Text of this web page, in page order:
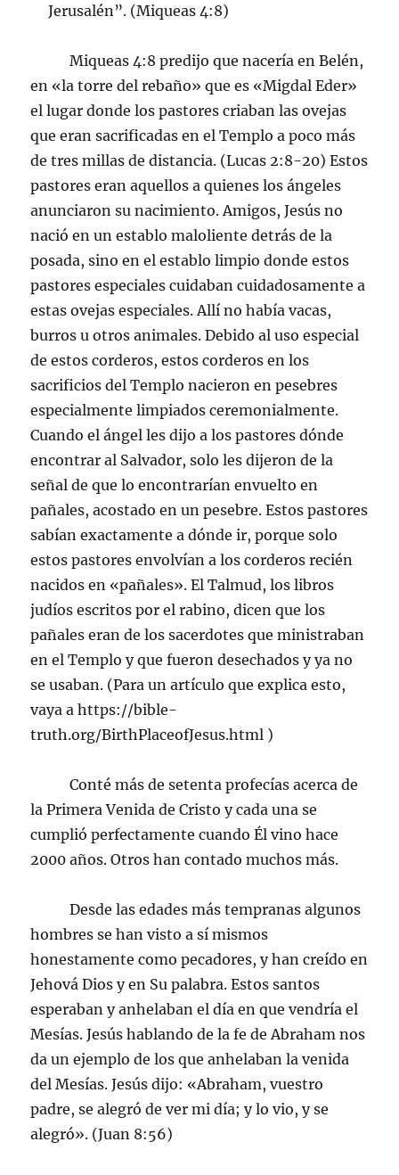
Jerusalén”. (Miqueas 4:8)
Miqueas 4:8 predijo que nacería en Belén,
en «la torre del rebaño» que es «Migdal Eder»
el lugar donde los pastores criaban las ovejas
que eran sacrificadas en el Templo a poco más
de tres millas de distancia. (Lucas 2:8-20) Estos
pastores eran aquellos a quienes los ángeles
anunciaron su nacimiento. Amigos, Jesús no
nació en un establo maloliente detrás de la
posada, sino en el establo limpio donde estos
pastores especiales cuidaban cuidadosamente a
estas ovejas especiales. Allí no había vacas,
burros u otros animales. Debido al uso especial
de estos corderos, estos corderos en los
sacrificios del Templo nacieron en pesebres
especialmente limpiados ceremonialmente.
Cuando el ángel les dijo a los pastores dónde
encontrar al Salvador, solo les dijeron de la
señal de que lo encontrarían envuelto en
pañales, acostado en un pesebre. Estos pastores
sabían exactamente a dónde ir, porque solo
estos pastores envolvían a los corderos recién
nacidos en «pañales». El Talmud, los libros
judíos escritos por el rabino, dicen que los
pañales eran de los sacerdotes que ministraban
en el Templo y que fueron desechados y ya no
se usaban. (Para un artículo que explica esto,
vaya a https://bible-
truth.org/BirthPlaceofJesus.html )
Conté más de setenta profecías acerca de
la Primera Venida de Cristo y cada una se
cumplió perfectamente cuando Él vino hace
2000 años. Otros han contado muchos más.
Desde las edades más tempranas algunos
hombres se han visto a sí mismos
honestamente como pecadores, y han creído en
Jehová Dios y en Su palabra. Estos santos
esperaban y anhelaban el día en que vendría el
Mesías. Jesús hablando de la fe de Abraham nos
da un ejemplo de los que anhelaban la venida
del Mesías. Jesús dijo: «Abraham, vuestro
padre, se alegró de ver mi día; y lo vio, y se
alegró». (Juan 8:56)